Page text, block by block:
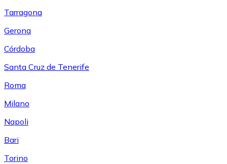
Tarragona
Gerona
Córdoba
Santa Cruz de Tenerife
Roma
Milano
Napoli
Bari
Torino